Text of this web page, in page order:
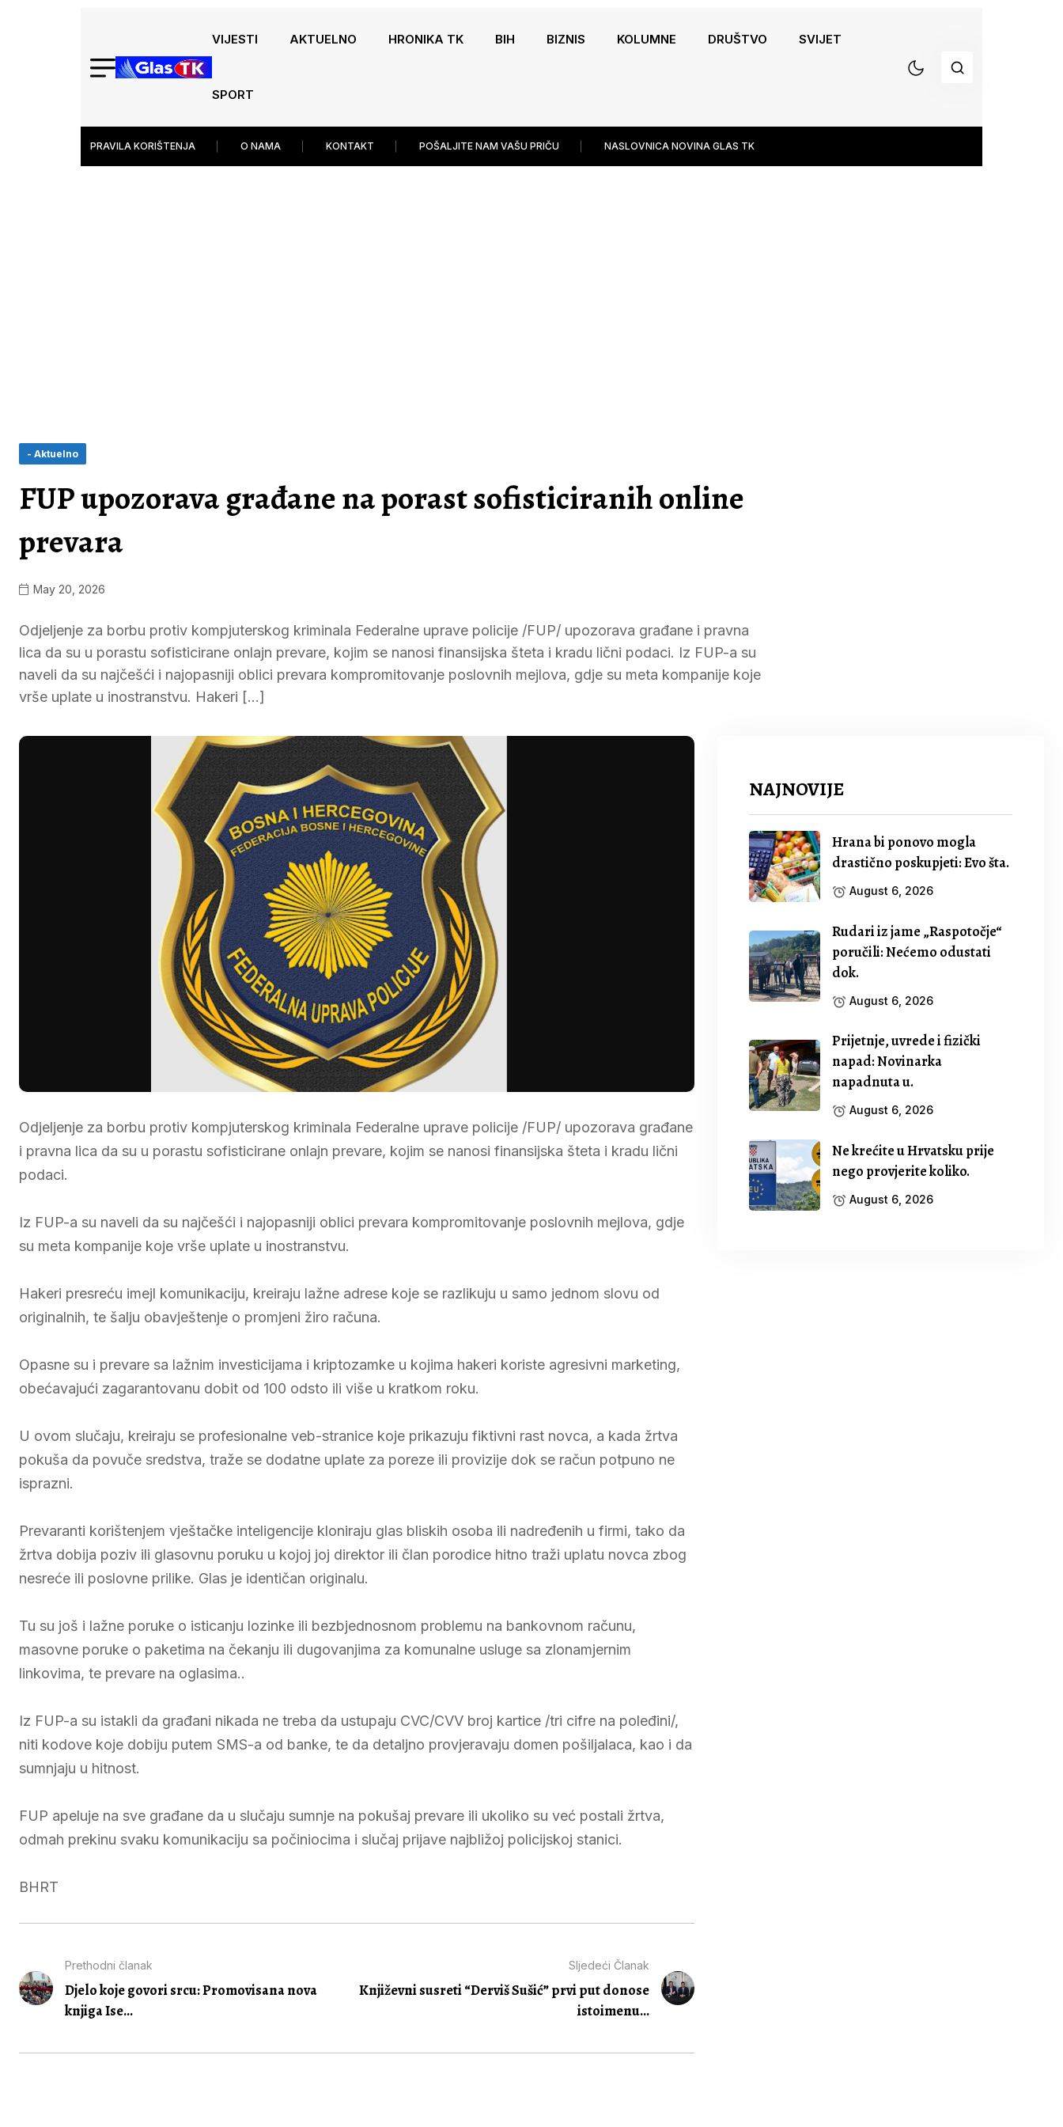
VIJESTI AKTUELNO HRONIKA TK BIH BIZNIS KOLUMNE DRUŠTVO SVIJET
SPORT
PRAVILA KORIŠTENJA O NAMA KONTAKT POŠALJITE NAM VAŠU PRIČU NASLOVNICA NOVINA GLAS TK
- Aktuelno
FUP upozorava građane na porast sofisticiranih online
prevara
May 20, 2026
Odjeljenje za borbu protiv kompjuterskog kriminala Federalne uprave policije /FUP/ upozorava građane i pravna
lica da su u porastu sofisticirane onlajn prevare, kojim se nanosi finansijska šteta i kradu lični podaci. Iz FUP-a su
naveli da su najčešći i najopasniji oblici prevara kompromitovanje poslovnih mejlova, gdje su meta kompanije koje
vrše uplate u inostranstvu. Hakeri […]
Odjeljenje za borbu protiv kompjuterskog kriminala Federalne uprave policije /FUP/ upozorava građane
i pravna lica da su u porastu sofisticirane onlajn prevare, kojim se nanosi finansijska šteta i kradu lični
podaci.
Iz FUP-a su naveli da su najčešći i najopasniji oblici prevara kompromitovanje poslovnih mejlova, gdje
su meta kompanije koje vrše uplate u inostranstvu.
Hakeri presreću imejl komunikaciju, kreiraju lažne adrese koje se razlikuju u samo jednom slovu od
originalnih, te šalju obavještenje o promjeni žiro računa.
Opasne su i prevare sa lažnim investicijama i kriptozamke u kojima hakeri koriste agresivni marketing,
obećavajući zagarantovanu dobit od 100 odsto ili više u kratkom roku.
U ovom slučaju, kreiraju se profesionalne veb-stranice koje prikazuju fiktivni rast novca, a kada žrtva
pokuša da povuče sredstva, traže se dodatne uplate za poreze ili provizije dok se račun potpuno ne
isprazni.
Prevaranti korištenjem vještačke inteligencije kloniraju glas bliskih osoba ili nadređenih u firmi, tako da
žrtva dobija poziv ili glasovnu poruku u kojoj joj direktor ili član porodice hitno traži uplatu novca zbog
nesreće ili poslovne prilike. Glas je identičan originalu.
Tu su još i lažne poruke o isticanju lozinke ili bezbjednosnom problemu na bankovnom računu,
masovne poruke o paketima na čekanju ili dugovanjima za komunalne usluge sa zlonamjernim
linkovima, te prevare na oglasima..
Iz FUP-a su istakli da građani nikada ne treba da ustupaju CVC/CVV broj kartice /tri cifre na poleđini/,
niti kodove koje dobiju putem SMS-a od banke, te da detaljno provjeravaju domen pošiljalaca, kao i da
sumnjaju u hitnost.
FUP apeluje na sve građane da u slučaju sumnje na pokušaj prevare ili ukoliko su već postali žrtva,
odmah prekinu svaku komunikaciju sa počiniocima i slučaj prijave najbližoj policijskoj stanici.
BHRT
Prethodni članak
Djelo koje govori srcu: Promovisana nova
knjiga Ise...
Sljedeći Članak
Književni susreti “Derviš Sušić” prvi put donose
istoimenu...
NAJNOVIJE
Hrana bi ponovo mogla
drastično poskupjeti: Evo šta.
August 6, 2026
Rudari iz jame „Raspotočje“
poručili: Nećemo odustati
dok.
August 6, 2026
Prijetnje, uvrede i fizički
napad: Novinarka
napadnuta u.
August 6, 2026
Ne krećite u Hrvatsku prije
nego provjerite koliko.
August 6, 2026